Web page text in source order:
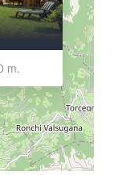
m.